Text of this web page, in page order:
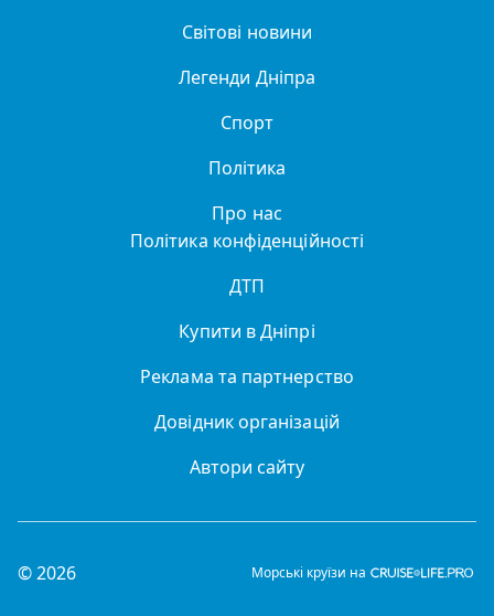
Світові новини
Легенди Дніпра
Спорт
Політика
Про нас
Політика конфіденційності
ДТП
Купити в Дніпрі
Реклама та партнерство
Довідник організацій
Автори сайту
© 2026 Морські круїзи на